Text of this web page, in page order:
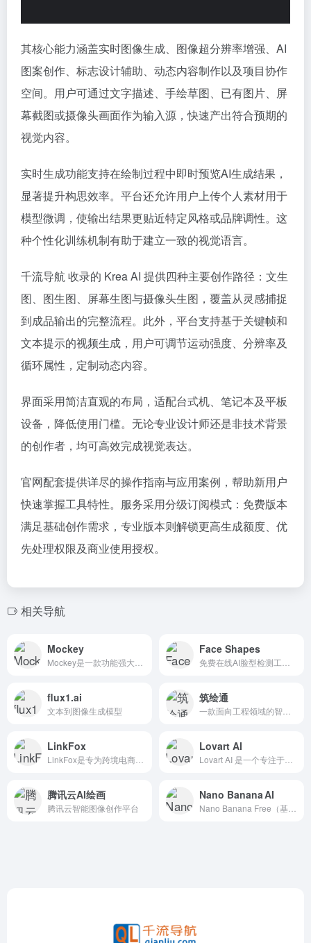
其核心能力涵盖实时图像生成、图像超分辨率增强、AI
图案创作、标志设计辅助、动态内容制作以及项目协作
空间。用户可通过文字描述、手绘草图、已有图片、屏
幕截图或摄像头画面作为输入源，快速产出符合预期的
视觉内容。
实时生成功能支持在绘制过程中即时预览AI生成结果，
显著提升构思效率。平台还允许用户上传个人素材用于
模型微调，使输出结果更贴近特定风格或品牌调性。这
种个性化训练机制有助于建立一致的视觉语言。
千流导航 收录的 Krea AI 提供四种主要创作路径：文生
图、图生图、屏幕生图与摄像头生图，覆盖从灵感捕捉
到成品输出的完整流程。此外，平台支持基于关键帧和
文本提示的视频生成，用户可调节运动强度、分辨率及
循环属性，定制动态内容。
界面采用简洁直观的布局，适配台式机、笔记本及平板
设备，降低使用门槛。无论专业设计师还是非技术背景
的创作者，均可高效完成视觉表达。
官网配套提供详尽的操作指南与应用案例，帮助新用户
快速掌握工具特性。服务采用分级订阅模式：免费版本
满足基础创作需求，专业版本则解锁更高生成额度、优
先处理权限及商业使用授权。
相关导航
Mockey Face Shapes
flux1.ai
文本到图像生成模型
筑绘通
LinkFox Lovart AI
腾讯云AI绘画
腾讯云智能图像创作平台
Nano Banana AI